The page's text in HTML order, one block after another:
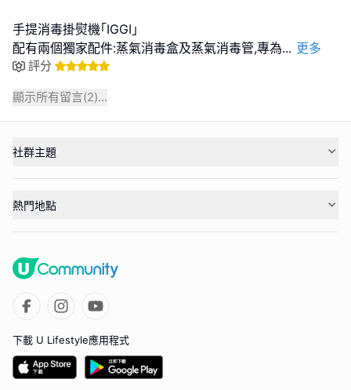
手提消毒掛熨機｢IGGI｣
配有兩個獨家配件:蒸氣消毒盒及蒸氣消毒管,專為... 更多
評分
顯示所有留言(2)...
社群主題
熱門地點
下載 U Lifestyle應用程式